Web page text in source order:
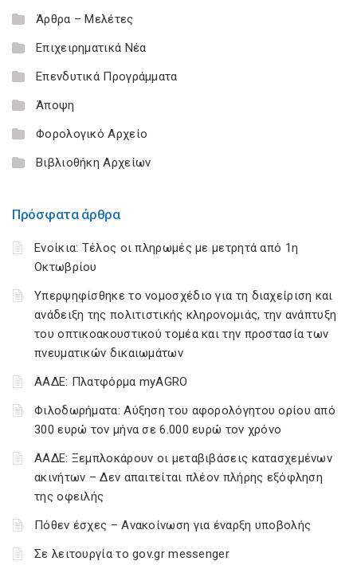
Άρθρα – Μελέτες
Επιχειρηματικά Νέα
Επενδυτικά Προγράμματα
Άποψη
Φορολογικό Αρχείο
Βιβλιοθήκη Αρχείων
Πρόσφατα άρθρα
Ενοίκια: Τέλος οι πληρωμές με μετρητά από 1η
Οκτωβρίου
Υπερψηφίσθηκε το νομοσχέδιο για τη διαχείριση και
ανάδειξη της πολιτιστικής κληρονομιάς, την ανάπτυξη
του οπτικοακουστικού τομέα και την προστασία των
πνευματικών δικαιωμάτων
ΑΑΔΕ: Πλατφόρμα myAGRO
Φιλοδωρήματα: Αύξηση του αφορολόγητου ορίου από
300 ευρώ τον μήνα σε 6.000 ευρώ τον χρόνο
ΑΑΔΕ: Ξεμπλοκάρουν οι μεταβιβάσεις κατασχεμένων
ακινήτων – Δεν απαιτείται πλέον πλήρης εξόφληση
της οφειλής
Πόθεν έσχες – Ανακοίνωση για έναρξη υποβολής
Σε λειτουργία το gov.gr messenger